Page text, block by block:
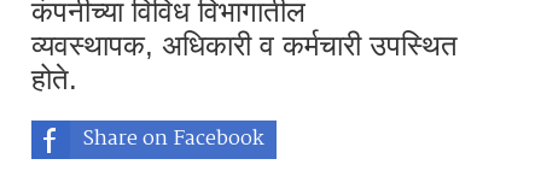
कंपनीच्या विविध विभागातील
व्यवस्थापक, अधिकारी व कर्मचारी उपस्थित
होते.
Share on Facebook